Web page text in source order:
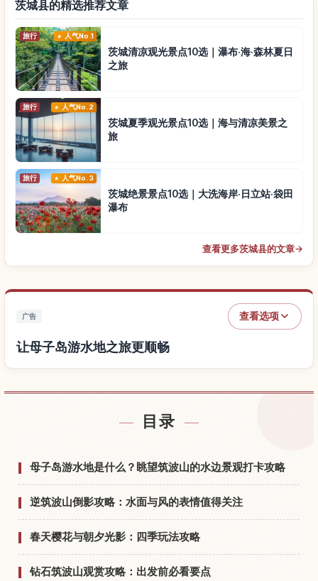
茨城县的精选推荐文章
旅行 人气No.1
茨城清凉观光景点10选｜瀑布·海·森林夏日
之旅
旅行 人气No.2
茨城夏季观光景点10选｜海与清凉美景之
旅
旅行 人气No.3
茨城绝景景点10选｜大洗海岸·日立站·袋田
瀑布
查看更多茨城县的文章→
广告 查看选项
让母子岛游水地之旅更顺畅
目录
母子岛游水地是什么？眺望筑波山的水边景观打卡攻略
逆筑波山倒影攻略：水面与风的表情值得关注
春天樱花与朝夕光影：四季玩法攻略
钻石筑波山观赏攻略：出发前必看要点